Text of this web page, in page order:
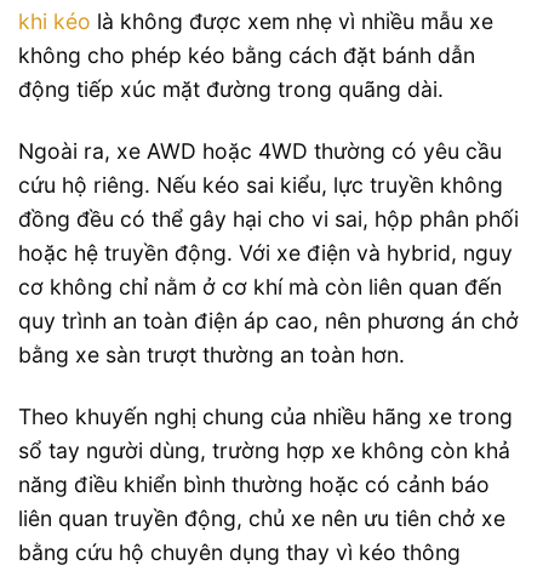
khi kéo là không được xem nhẹ vì nhiều mẫu xe
không cho phép kéo bằng cách đặt bánh dẫn
động tiếp xúc mặt đường trong quãng dài.
Ngoài ra, xe AWD hoặc 4WD thường có yêu cầu
cứu hộ riêng. Nếu kéo sai kiểu, lực truyền không
đồng đều có thể gây hại cho vi sai, hộp phân phối
hoặc hệ truyền động. Với xe điện và hybrid, nguy
cơ không chỉ nằm ở cơ khí mà còn liên quan đến
quy trình an toàn điện áp cao, nên phương án chở
bằng xe sàn trượt thường an toàn hơn.
Theo khuyến nghị chung của nhiều hãng xe trong
sổ tay người dùng, trường hợp xe không còn khả
năng điều khiển bình thường hoặc có cảnh báo
liên quan truyền động, chủ xe nên ưu tiên chở xe
bằng cứu hộ chuyên dụng thay vì kéo thông